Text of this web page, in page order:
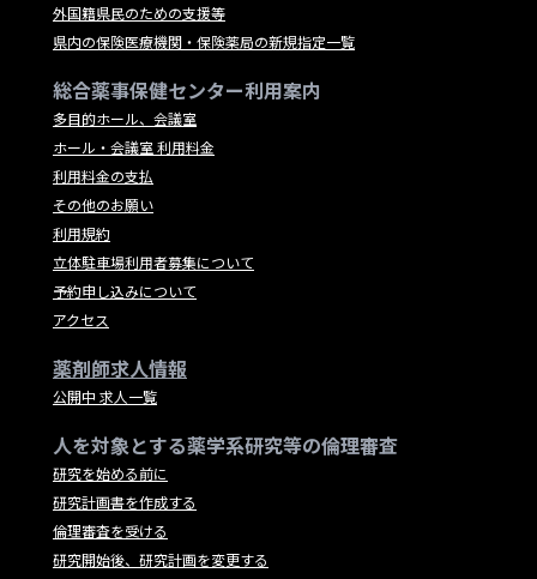
外国籍県民のための支援等
県内の保険医療機関・保険薬局の新規指定一覧
総合薬事保健センター利用案内
多目的ホール、会議室
ホール・会議室 利用料金
利用料金の支払
その他のお願い
利用規約
立体駐車場利用者募集について
予約申し込みについて
アクセス
薬剤師求人情報
公開中 求人一覧
人を対象とする薬学系研究等の倫理審査
研究を始める前に
研究計画書を作成する
倫理審査を受ける
研究開始後、研究計画を変更する